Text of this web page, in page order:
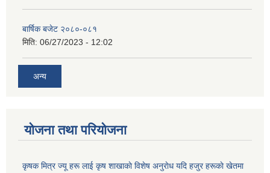
बार्षिक बजेट २०८०-०८१
मिति: 06/27/2023 - 12:02
अन्य
योजना तथा परियोजना
कृषक मित्र ज्यू हरू लाई कृष शाखाकाे विशेष अनुराेध यदि हजुर हरूकाे खेतमा